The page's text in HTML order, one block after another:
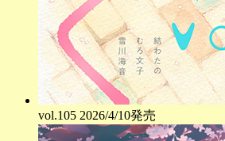
vol.105 2026/4/10発売